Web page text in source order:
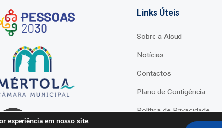
Links Úteis
Sobre a Alsud
Notícias
Contactos
Plano de Contigência
Política de Privacidade
experiência em nosso site.